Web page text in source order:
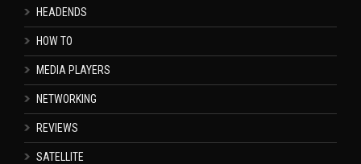
HEADENDS
HOW TO
MEDIA PLAYERS
NETWORKING
REVIEWS
SATELLITE